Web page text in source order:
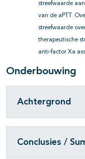
streefwaarde
van de aPTT.
streefwaarde
therapeutische
anti-factor Xa
Onderbouwing
Achtergrond
Conclusies /